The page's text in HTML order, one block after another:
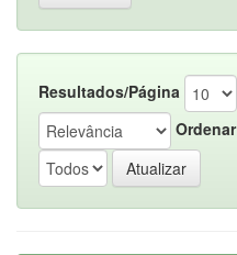
Resultados/Página
Ordenar